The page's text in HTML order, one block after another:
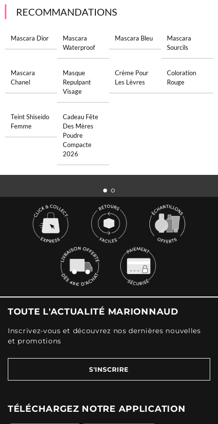
RECOMMANDATIONS
Mascara Dior
Mascara
Waterproof
Mascara Bleu
Mascara
Sourcils
Mascara
Chanel
Masque
Repulpant
Visage
Crème Pour
Les Lèvres
Coloration
Rouge
Teint Shiseido
Femme
Cadeau Fête
Des Mères
Poudre
Compacte
2026
TOUTE L'ACTUALITÉ MARIONNAUD
Inscrivez-vous et découvrez nos dernières nouvelles
et promotions
S'INSCRIRE
TÉLÉCHARGEZ NOTRE APPLICATION